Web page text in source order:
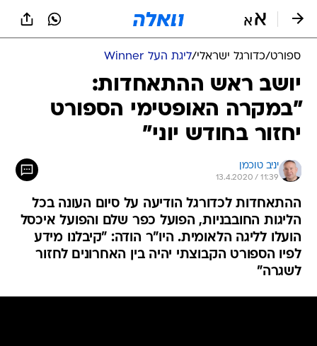
ספורט/כדורגל ישראלי/ליגת העל Winner
יושב ראש ההתאחדות:
"במקרה האופטימי הספורט
יחזור בחודש יוני"
יניב טוכמן
13.4.2020 / 11:39
ההתאחדות לכדורגל הודיעה על סיום העונה בכל
הליגות החובבניות, הפועל כפר שלם והפועל איכסל
הועלו לליגה הלאומית. היו"ר הודה: "קיבלנו מידע
לפיו הספורט הקבוצתי יהיה בין האחרונים לחזור
לשגרה"